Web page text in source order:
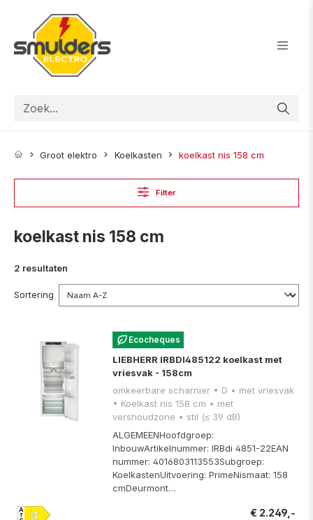
Groot elektro Koelkasten koelkast nis 158 cm
Filter
koelkast nis 158 cm
2 resultaten
Sortering
Ecocheques
LIEBHERR IRBDI485122 koelkast met
vriesvak - 158cm
omkeerbare scharnier • D • met vriesvak
• Koelkast nis 158 cm • met
vershoudzone • stil (≤ 39 dB)
ALGEMEENHoofdgroep:
InbouwArtikelnummer: IRBdi 4851-22EAN
nummer: 4016803113553Subgroep:
KoelkastenUitvoering: PrimeNismaat: 158
cmDeurmont…
€ 2.249,-